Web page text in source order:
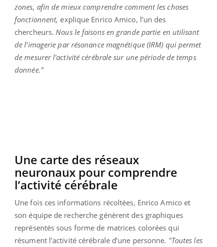
zones, afin de mieux comprendre comment les choses
fonctionnent, explique Enrico Amico, l’un des
chercheurs. Nous le faisons en grande partie en utilisant
de l’imagerie par résonance magnétique (IRM) qui permet
de mesurer l'activité cérébrale sur une période de temps
donnée."
Une carte des réseaux
neuronaux pour comprendre
l’activité cérébrale
Une fois ces informations récoltées, Enrico Amico et
son équipe de recherche génèrent des graphiques
représentés sous forme de matrices colorées qui
résument l’activité cérébrale d’une personne. "Toutes les